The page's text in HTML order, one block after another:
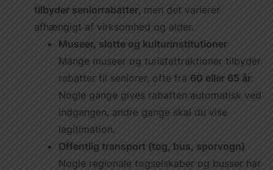
tilbyder seniorrabatter, men det varierer
afhængigt af virksomhed og alder.
Museer, slotte og kulturinstitutioner
Mange museer og turistattraktioner tilbyder
rabatter til seniorer, ofte fra 60 eller 65 år.
Nogle gange gives rabatten automatisk ved
indgangen, andre gange skal du vise
legitimation.
Offentlig transport (tog, bus, sporvogn)
Nogle regionale togselskaber og busser har